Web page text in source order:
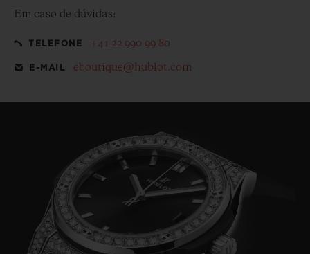
Em caso de dúvidas:
TELEFONE +41 22 990 99 80
E-MAIL eboutique@hublot.com